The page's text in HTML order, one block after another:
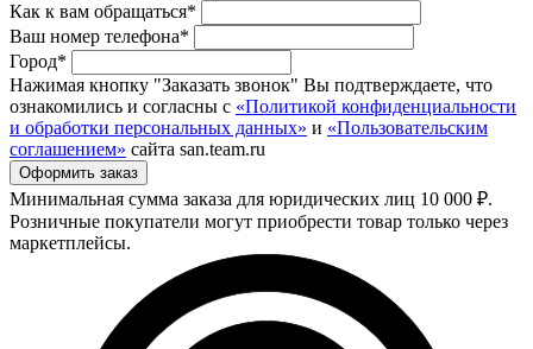
Как к вам обращаться*
Ваш номер телефона*
Город*
Нажимая кнопку "Заказать звонок" Вы подтверждаете, что
ознакомились и согласны с «Политикой конфиденциальности
и обработки персональных данных» и «Пользовательским
соглашением» сайта san.team.ru
Минимальная сумма заказа для юридических лиц 10 000 ₽.
Розничные покупатели могут приобрести товар только через
маркетплейсы.